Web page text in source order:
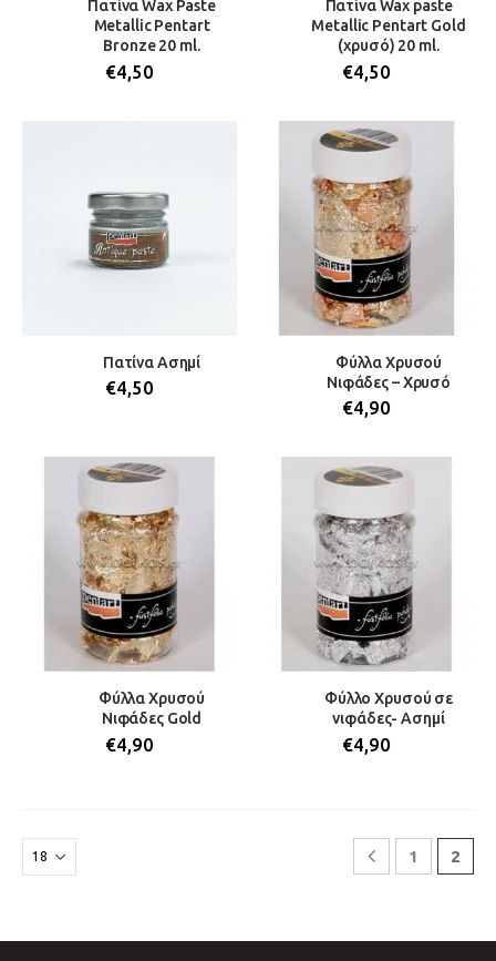
Πατίνα Wax Paste
Metallic Pentart
Bronze 20 ml.
€4,50
Πατίνα Wax paste
Metallic Pentart Gold
(χρυσό) 20 ml.
€4,50
Πατίνα Ασημί
€4,50
Φύλλα Χρυσού
Νιφάδες – Χρυσό
€4,90
Φύλλα Χρυσού
Νιφάδες Gold
€4,90
Φύλλο Χρυσού σε
νιφάδες- Ασημί
€4,90
1 2